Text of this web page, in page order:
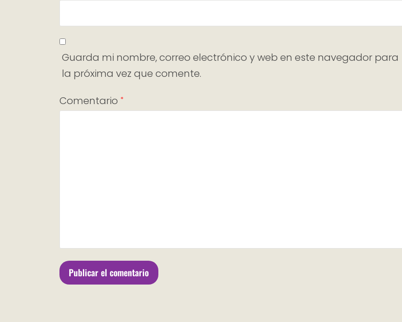
Guarda mi nombre, correo electrónico y web en este navegador para
la próxima vez que comente.
Comentario *